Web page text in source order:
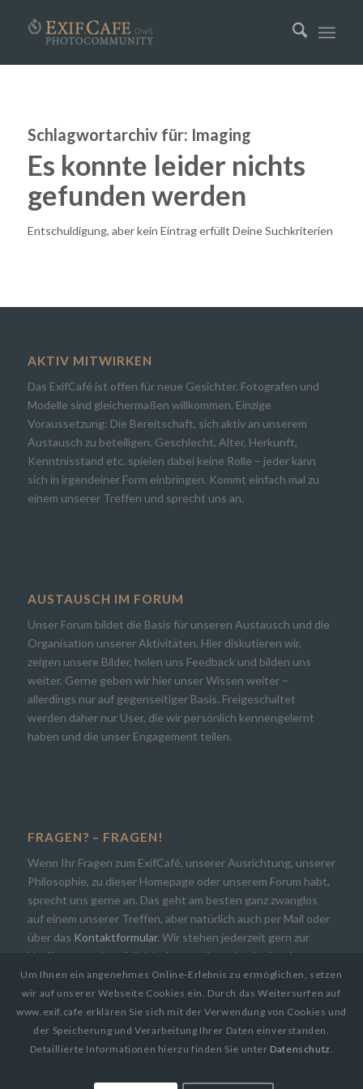
Schlagwortarchiv für: Imaging
Es konnte leider nichts
gefunden werden
Entschuldigung, aber kein Eintrag erfüllt Deine Suchkriterien
AKTIV MITWIRKEN
Das ExifCafé ist offen für neue Gesichter. Fotografen und
Modelle sind gleichermaßen willkommen. Einzige
Voraussetzung: Die Bereitschaft, sich aktiv an unserem
Austausch zu beteiligen. Geschlecht, Alter, Herkunft,
Kenntnisstand etc. spielen dabei keine Rolle – jeder kann
sich in irgendeiner Form einbringen. Kommt einfach mal zu
einem unserer Treffen und sprecht uns an.
AUSTAUSCH IM FORUM
Unser Forum bildet die Basis für unseren Austausch und die
Organisation unserer Aktivitäten. Hier diskutieren wir,
zeigen unsere Bilder, holen uns Feedback und bilden uns
weiter. Gerne geben wir hier unser Wissen weiter –
allerdings nur auf gegenseitiger Basis. Freigeschaltet
werden daher nur User, die wir persönlich kennengelernt
haben und die unser Engagement teilen.
FRAGEN? – FRAGEN!
Wenn Ihr Fragen zum ExifCafé, unserer Ausrichtung, unserer
Philosophie, zu dieser Homepage oder unserem Forum habt,
sprecht uns gerne an. Das geht am besten ganz zwanglos
auf einem unserer Treffen, aber natürlich auch per Mail oder
über das Kontaktformular. Wir stehen jederzeit gern zur
Verfügung und natürlich bekommt Ihr zeitnah eine Antwort.
Um Ihnen ein angenehmes Online-Erlebnis zu ermöglichen, setzen
wir auf unserer Webseite Cookies ein. Durch das Weitersurfen auf
www.exif.cafe erklären Sie sich mit der Verwendung von Cookies und
der Speicherung und Verarbeitung Ihrer Daten einverstanden.
Detaillierte Informationen hierzu finden Sie unter Datenschutz.